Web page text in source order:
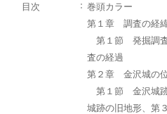
目次
巻頭カラー
第１章 調査の経緯
第１節 発掘調
査の経過
第２章 金沢城の位
第１節 金沢城
城跡の旧地形、第